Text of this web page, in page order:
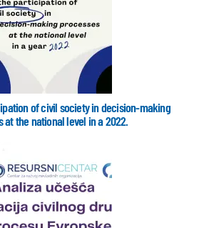
of civil society in decision-making
at the national level in a 2022.